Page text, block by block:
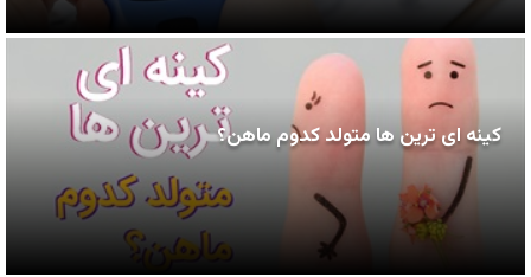
کینه ای ترین ها متولد کدوم ماهن؟